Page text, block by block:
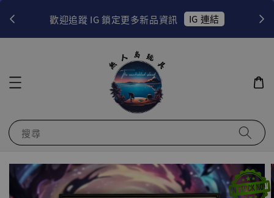
歡迎追蹤 IG 鎖定更多新品資訊 IG 連結
搜尋